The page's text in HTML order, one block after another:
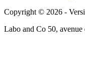
Copyright © 2026 -
Labo and Co 50,